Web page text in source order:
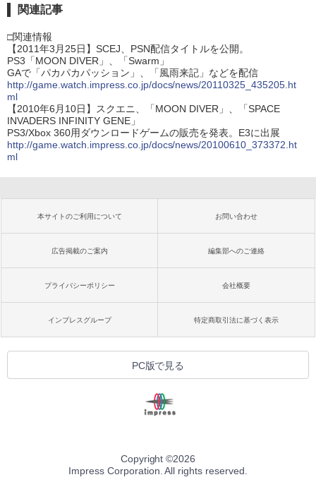
関連記事
□関連情報
【2011年3月25日】SCEJ、PSN配信タイトルを公開。
PS3「MOON DIVER」、「Swarm」
GAで「パカパカパッション」、「風雨来記」などを配信
http://game.watch.impress.co.jp/docs/news/20110325_435205.ht
ml
【2010年6月10日】スクエニ、「MOON DIVER」、「SPACE
INVADERS INFINITY GENE」
PS3/Xbox 360用ダウンロードゲームの販売を発表。E3に出展
http://game.watch.impress.co.jp/docs/news/20100610_373372.ht
ml
本サイトのご利用について お問い合わせ
広告掲載のご案内 編集部へのご連絡
プライバシーポリシー 会社概要
インプレスグループ 特定商取引法に基づく表示
PC版で見る
Copyright ©2026
Impress Corporation. All rights reserved.